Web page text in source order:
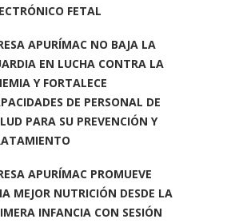
FETAL
APURÍMAC NO BAJA LA
EN LUCHA CONTRA LA
Y FORTALECE
DE PERSONAL DE
PARA SU PREVENCIÓN Y
APURÍMAC PROMUEVE
MEJOR NUTRICIÓN DESDE LA
INFANCIA CON SESIÓN